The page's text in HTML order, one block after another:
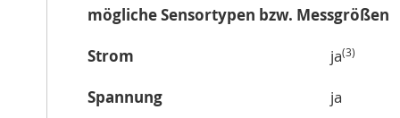
mögliche Sensortypen bzw. Messgrößen
Strom
ja(3)
Spannung
ja